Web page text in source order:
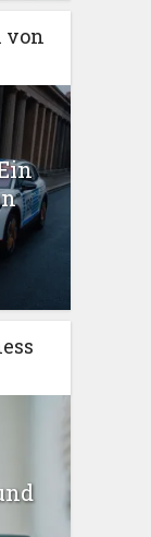
von